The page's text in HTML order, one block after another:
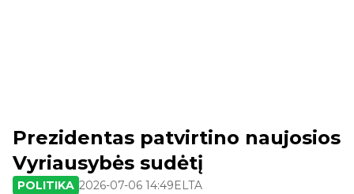
Prezidentas patvirtino naujosios
Vyriausybės sudėtį
POLITIKA 2026-07-06 14:49ELTA